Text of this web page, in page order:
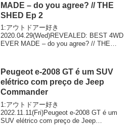
MADE – do you agree? // THE
SHED Ep 2
1:アウトドアー好き
2020.04.29(Wed)REVEALED: BEST 4WD
EVER MADE – do you agree? // THE
2020...
Peugeot e-2008 GT é um SUV
elétrico com preço de Jeep
Commander
1:アウトドアー好き
2022.11.11(Fri)Peugeot e-2008 GT é um
SUV elétrico com preço de Jeep